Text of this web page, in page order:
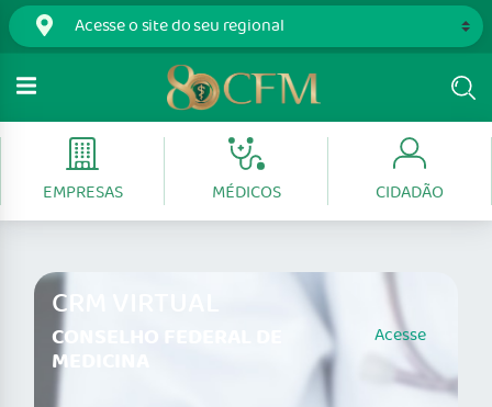
EMPRESAS MÉDICOS CIDADÃO
CRM VIRTUAL
CONSELHO FEDERAL DE
MEDICINA
Acesse